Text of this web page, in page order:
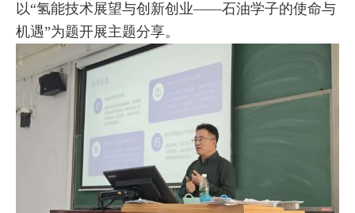
指
双
以“氢能技术展望与创新创业——石油学子的使命与
机遇”为题开展主题分享。